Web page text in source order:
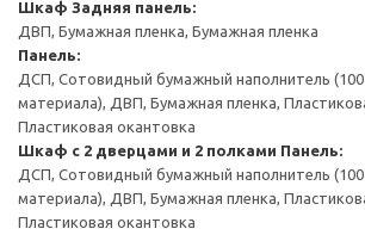
Шкаф Задняя панель:
ДВП, Бумажная пленка, Бумажная пленка
Панель:
ДСП, Сотовидный бумажный наполнитель (100
материала), ДВП, Бумажная пленка,
Пластиковая окантовка
Шкаф с 2 дверцами и 2 полками Панель:
ДСП, Сотовидный бумажный наполнитель (100
материала), ДВП, Бумажная пленка,
Пластиковая окантовка